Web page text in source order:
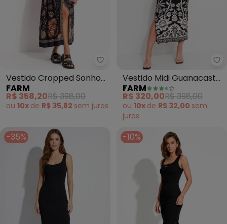
Farm - Vestido Cropped
Vestido Cropped Sonho
de Concha (Preto)
FARM
R$ 358,20R$ 398,00
ou 10x de R$ 35,82 sem juros
Vestido Midi Guanacaste
(Preto)
FARM
R$ 320,00R$ 398,00
ou 10x de R$ 32,00 sem
juros
-35% -10%